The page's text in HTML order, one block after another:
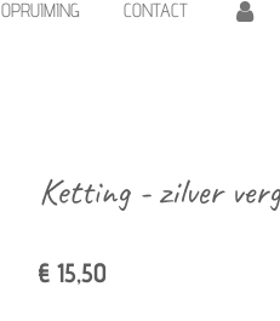
OPRUIMING CONTACT
Ketting - zilver
€ 15,50